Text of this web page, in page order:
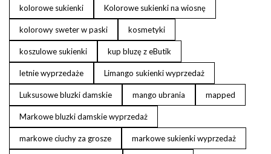
kolorowe sukienki Kolorowe sukienki na wiosnę
kolorowy sweter w paski kosmetyki
koszulowe sukienki kup bluzę z eButik
letnie wyprzedaże Limango sukienki wyprzedaż
Luksusowe bluzki damskie mango ubrania mapped
Markowe bluzki damskie wyprzedaż
markowe ciuchy za grosze markowe sukienki wyprzedaż